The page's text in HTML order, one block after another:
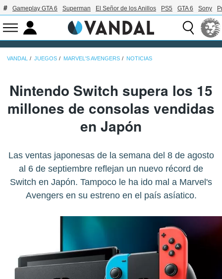
Gameplay GTA 6 Superman El Señor de los Anillos PS5 GTA 6 Sony
VANDAL JUEGOS MARVEL'S AVENGERS NOTICIAS
Nintendo Switch supera los 15
millones de consolas vendidas
en Japón
Las ventas japonesas de la semana del 8 de agosto
al 6 de septiembre reflejan un nuevo récord de
Switch en Japón. Tampoco le ha ido mal a Marvel's
Avengers en su estreno en el país asíatico.